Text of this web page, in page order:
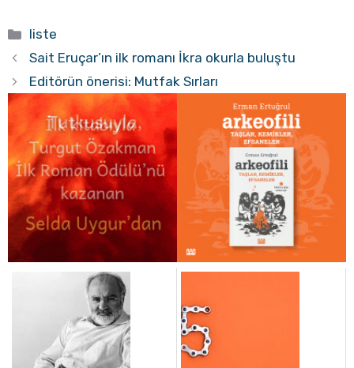
Kategoriler
liste
Sait Eruçar’ın ilk romanı İkra okurla buluştu
Editörün önerisi: Mutfak Sırları